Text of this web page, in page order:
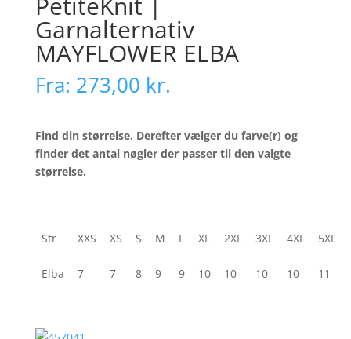
Garnalternativ
MAYFLOWER ELBA
Fra: 273,00 kr.
Find din størrelse. Derefter vælger du farve(r) og
finder det antal nøgler der passer til den valgte
størrelse.
Str XXS XS S M L XL 2XL 3XL 4XL 5XL
Elba 7 7 8 9 9 10 10 10 10 11